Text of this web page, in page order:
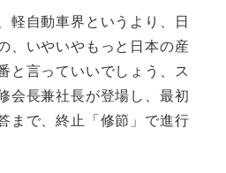
軽自動車界というより、日
、いやいやもっと日本の産
と言っていいでしょう、ス
会長兼社長が登場し、最初
まで、終止「修節」で進行